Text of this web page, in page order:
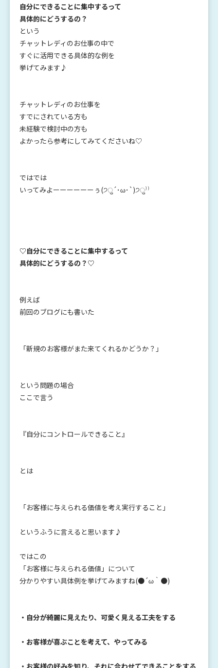
自分にできることに集中するって
具体的にどうするの？
という
チャットレディのお仕事の中で
すぐに活用できる具体的な例を
挙げてみます♪
チャットレディのお仕事を
すでにされている方も
未経験で検討中の方も
よかったら参考にしてみてくださいね♡
ではでは
いってみよーーーーーーぅ(੭ु´･ω･`)੭ु⁾⁾
♡自分にできることに集中するって
具体的にどうするの？ ♡
例えば
前回のブログにも書いた
「新規のお客様がまた来てくれるかどうか？」
という問題の場合
ここで言う
『自分にコントロールできること』
とは
「お客様に与えられる価値を考え実行すること」
というふうに言えると思います♪
ではこの
「お客様に与えられる価値」について
分かりやすい具体例を挙げてみますね(●´ω｀●)
・自分が綺麗に見えたり、可愛く見える工夫をする
・お客様が喜ぶことを考えて、やってみる